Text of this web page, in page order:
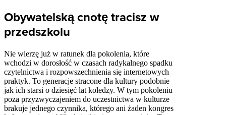
Obywatelską cnotę tracisz w
przedszkolu
Nie wierzę już w ratunek dla pokolenia, które
wchodzi w dorosłość w czasach radykalnego spadku
czytelnictwa i rozpowszechnienia się internetowych
praktyk. To generacje stracone dla kultury podobnie
jak ich starsi o dziesięć lat koledzy. W tym pokoleniu
poza przyzwyczajeniem do uczestnictwa w kulturze
brakuje jednego czynnika, którego ani żaden kongres